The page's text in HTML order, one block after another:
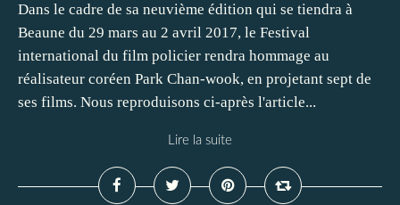
Dans le cadre de sa neuvième édition qui se tiendra à
Beaune du 29 mars au 2 avril 2017, le Festival
international du film policier rendra hommage au
réalisateur coréen Park Chan-wook, en projetant sept de
ses films. Nous reproduisons ci-après l'article...
Lire la suite